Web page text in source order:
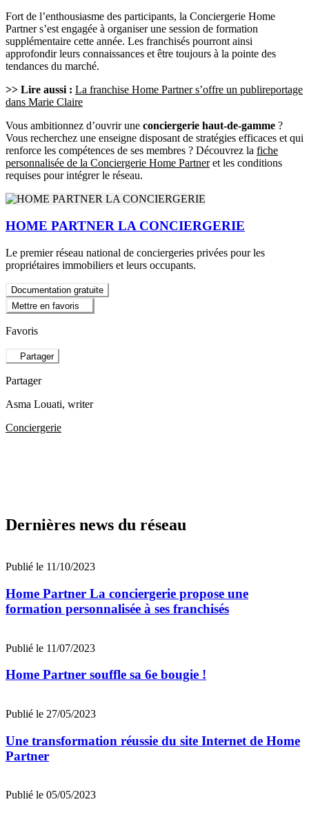
Fort de l’enthousiasme des participants, la Conciergerie Home
Partner s’est engagée à organiser une session de formation
supplémentaire cette année. Les franchisés pourront ainsi
approfondir leurs connaissances et être toujours à la pointe des
tendances du marché.
>> Lire aussi : La franchise Home Partner s’offre un publireportage
dans Marie Claire
Vous ambitionnez d’ouvrir une conciergerie haut-de-gamme ?
Vous recherchez une enseigne disposant de stratégies efficaces et qui
renforce les compétences de ses membres ? Découvrez la fiche
personnalisée de la Conciergerie Home Partneret les conditions
requises pour intégrer le réseau.
HOME PARTNER LA CONCIERGERIE
Le premier réseau national de conciergeries privées pour les
propriétaires immobiliers et leurs occupants.
Documentation gratuite
Mettre en favoris
Favoris
Partager
Partager
Asma Louati, writer
Conciergerie
Dernières news du réseau
Publié le 11/10/2023
Home Partner La conciergerie propose une
formation personnalisée à ses franchisés
Publié le 11/07/2023
Home Partner souffle sa 6e bougie !
Publié le 27/05/2023
Une transformation réussie du site Internet de Home
Partner
Publié le 05/05/2023